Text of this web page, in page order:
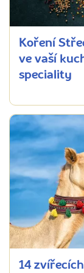
Koření
ve vaší
speciality
14